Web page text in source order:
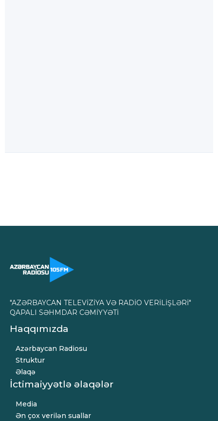
"AZƏRBAYCAN TELEVİZİYA VƏ RADİO VERİLİŞLƏRİ"
QAPALI SƏHMDAR CƏMİYYƏTİ
Haqqımızda
Azərbaycan Radiosu
Struktur
Əlaqə
İctimaiyyətlə əlaqələr
Media
Ən çox verilən suallar